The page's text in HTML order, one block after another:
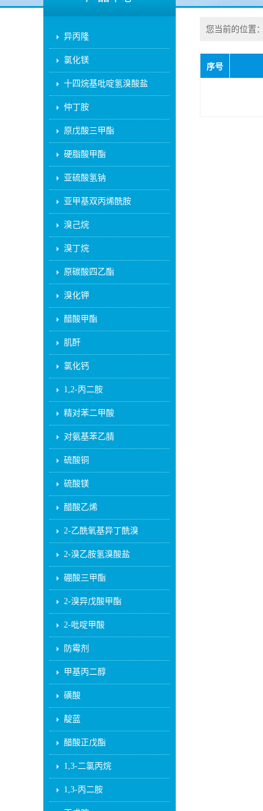
异丙隆
氯化镁
十四烷基吡啶氢溴酸盐
仲丁胺
原戊酸三甲酯
硬脂酸甲酯
亚硫酸氢钠
亚甲基双丙烯酰胺
溴己烷
溴丁烷
原碳酸四乙酯
溴化钾
醋酸甲酯
肌酐
氯化钙
1,2-丙二胺
精对苯二甲酸
对氨基苯乙腈
硫酸铜
硫酸镁
醋酸乙烯
2-乙酰氧基异丁酰溴
2-溴乙胺氢溴酸盐
硼酸三甲酯
2-溴异戊酸甲酯
2-吡啶甲酸
防霉剂
甲基丙二醇
磺酸
靛蓝
醋酸正戊酯
1,3-二氯丙烷
1,3-丙二胺
您当前的位置：
序号